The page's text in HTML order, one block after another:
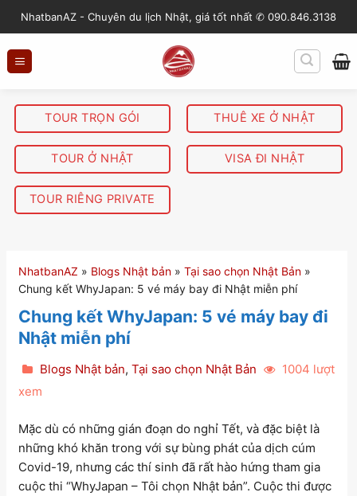
NhatbanAZ - Chuyên du lịch Nhật, giá tốt nhất ✆ 090.846.3138
TOUR TRỌN GÓI
TOUR Ở NHẬT
TOUR RIÊNG PRIVATE
THUÊ XE Ở NHẬT
VISA ĐI NHẬT
NhatbanAZ » Blogs Nhật bản » Tại sao chọn Nhật Bản »
Chung kết WhyJapan: 5 vé máy bay đi Nhật miễn phí
Chung kết WhyJapan: 5 vé máy bay đi
Nhật miễn phí
Blogs Nhật bản, Tại sao chọn Nhật Bản
1004 lượt
xem
Mặc dù có những gián đoạn do nghỉ Tết, và đặc biệt là
những khó khăn trong với sự bùng phát của dịch cúm
Covid-19, nhưng các thí sinh đã rất hào hứng tham gia
cuộc thi “WhyJapan – Tôi chọn Nhật bản”. Cuộc thi được